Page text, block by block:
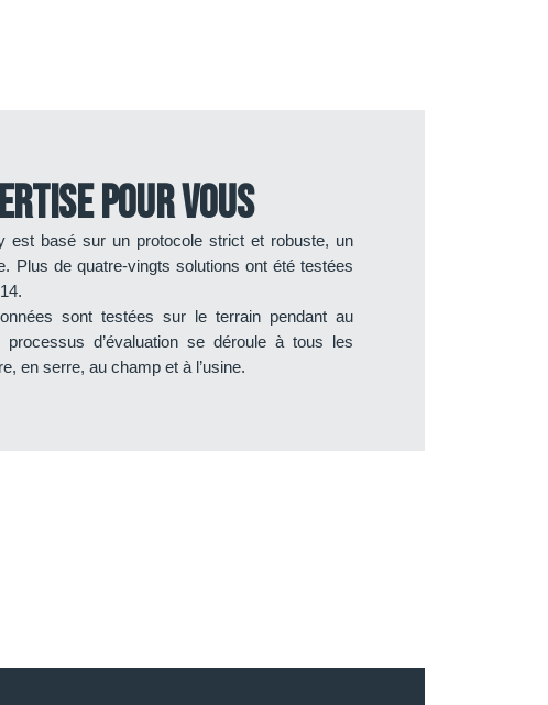
pour vous
est basé sur un protocole strict et robuste, un
Plus de quatre-vingts solutions ont été testées
sont testées sur le terrain pendant au
d’évaluation se déroule à tous les
en serre, au champ et à l’usine.